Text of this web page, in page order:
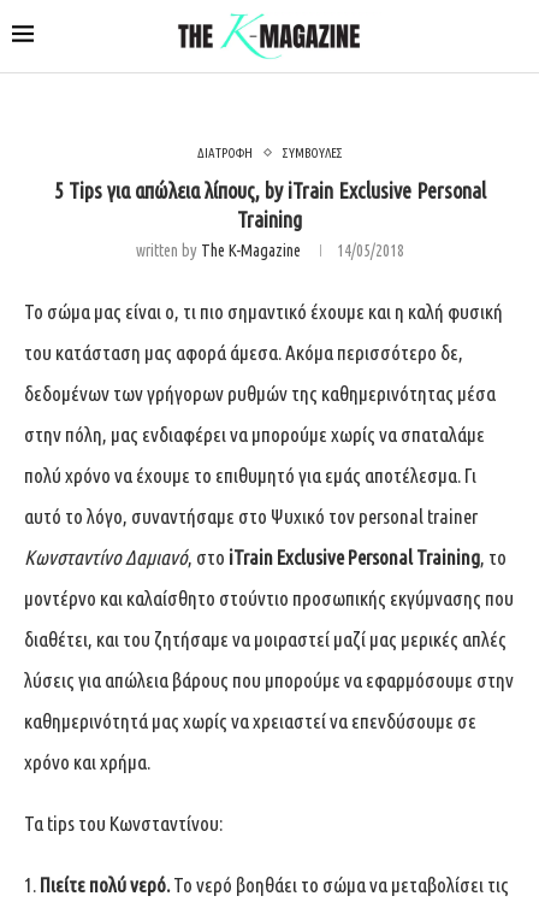
ΔΙΑΤΡΟΦΗ ΣΥΜΒΟΥΛΕΣ
5 Tips για απώλεια λίπους, by iTrain Exclusive Personal
Training
written by The K-Magazine 14/05/2018
Το σώμα μας είναι ο, τι πιο σημαντικό έχουμε και η καλή φυσική
του κατάσταση μας αφορά άμεσα. Ακόμα περισσότερο δε,
δεδομένων των γρήγορων ρυθμών της καθημερινότητας μέσα
στην πόλη, μας ενδιαφέρει να μπορούμε χωρίς να σπαταλάμε
πολύ χρόνο να έχουμε το επιθυμητό για εμάς αποτέλεσμα. Γι
αυτό το λόγο, συναντήσαμε στο Ψυχικό τον personal trainer
Κωνσταντίνο Δαμιανό, στο iTrain Exclusive Personal Training, το
μοντέρνο και καλαίσθητο στούντιο προσωπικής εκγύμνασης που
διαθέτει, και του ζητήσαμε να μοιραστεί μαζί μας μερικές απλές
λύσεις για απώλεια βάρους που μπορούμε να εφαρμόσουμε στην
καθημερινότητά μας χωρίς να χρειαστεί να επενδύσουμε σε
χρόνο και χρήμα.
Τα tips του Κωνσταντίνου:
1. Πιείτε πολύ νερό.Το νερό βοηθάει το σώμα να μεταβολίσει τις